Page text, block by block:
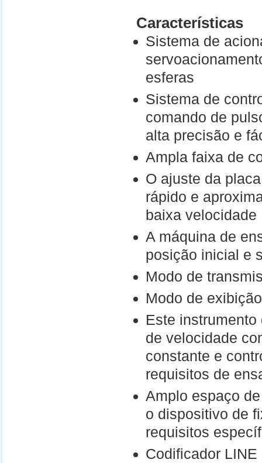
Características
Sistema de
esferas
Sistema de
comando de
alta precisão e
Ampla faixa de
O ajuste da
rápido e
baixa velocidade
A máquina de
posição inicial e
Modo de
Modo de
Este
de velocidade
constante e
requisitos de
Amplo espaço
o dispositivo de
requisitos
Codificador